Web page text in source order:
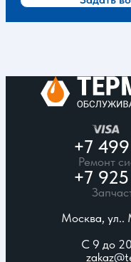
+7
Ремонт
+7
Москва, ул..
С 9 до